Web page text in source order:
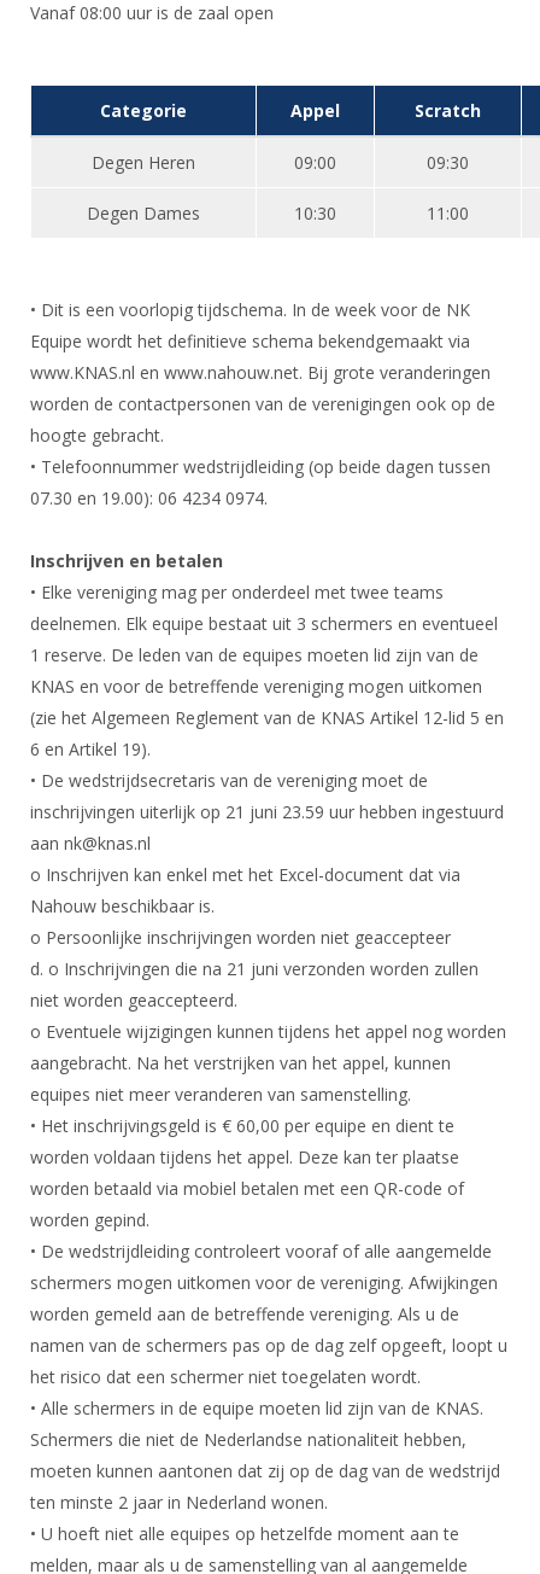
Vanaf 08:00 uur is de zaal open
Categorie Appel Scratch
Degen Heren 09:00 09:30
Degen Dames 10:30 11:00
​• Dit is een voorlopig tijdschema. In de week voor de NK
Equipe wordt het definitieve schema bekendgemaakt via
www.KNAS.nl en www.nahouw.net. Bij grote veranderingen
worden de contactpersonen van de verenigingen ook op de
hoogte gebracht.
• Telefoonnummer wedstrijdleiding (op beide dagen tussen
07.30 en 19.00): 06 4234 0974.
Inschrijven en betalen
• Elke vereniging mag per onderdeel met twee teams
deelnemen. Elk equipe bestaat uit 3 schermers en eventueel
1 reserve. De leden van de equipes moeten lid zijn van de
KNAS en voor de betreffende vereniging mogen uitkomen
(zie het Algemeen Reglement van de KNAS Artikel 12-lid 5 en
6 en Artikel 19).
• De wedstrijdsecretaris van de vereniging moet de
inschrijvingen uiterlijk op 21 juni 23.59 uur hebben ingestuurd
aan nk@knas.nl
o Inschrijven kan enkel met het Excel-document dat via
Nahouw beschikbaar is.
o Persoonlijke inschrijvingen worden niet geaccepteer
d. o Inschrijvingen die na 21 juni verzonden worden zullen
niet worden geaccepteerd.
o Eventuele wijzigingen kunnen tijdens het appel nog worden
aangebracht. Na het verstrijken van het appel, kunnen
equipes niet meer veranderen van samenstelling.
• Het inschrijvingsgeld is € 60,00 per equipe en dient te
worden voldaan tijdens het appel. Deze kan ter plaatse
worden betaald via mobiel betalen met een QR-code of
worden gepind.
• De wedstrijdleiding controleert vooraf of alle aangemelde
schermers mogen uitkomen voor de vereniging. Afwijkingen
worden gemeld aan de betreffende vereniging. Als u de
namen van de schermers pas op de dag zelf opgeeft, loopt u
het risico dat een schermer niet toegelaten wordt.
• Alle schermers in de equipe moeten lid zijn van de KNAS.
Schermers die niet de Nederlandse nationaliteit hebben,
moeten kunnen aantonen dat zij op de dag van de wedstrijd
ten minste 2 jaar in Nederland wonen.
• U hoeft niet alle equipes op hetzelfde moment aan te
melden, maar als u de samenstelling van al aangemelde